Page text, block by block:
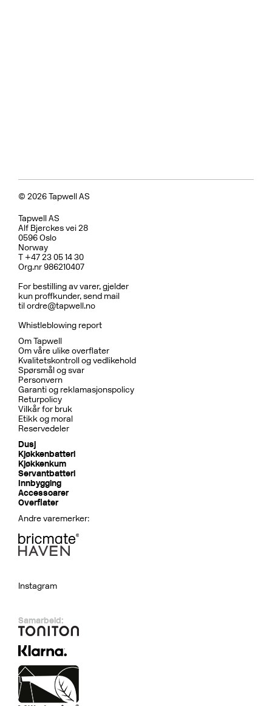
© 2026 Tapwell AS
Tapwell AS
Alf Bjerckes vei 28
0596 Oslo
Norway
T +47 23 05 14 30
Org.nr 986210407
For bestilling av varer, gjelder
kun proffkunder, send mail
tilordre@tapwell.no
Whistleblowing report
Om Tapwell
Om våre ulike overflater
Kvalitetskontroll og vedlikehold
Spørsmål og svar
Personvern
Garanti og reklamasjonspolicy
Returpolicy
Vilkår for bruk
Etikk og moral
Reservedeler
Dusj
Kjøkkenbatteri
Kjøkkenkum
Servantbatteri
Innbygging
Accessoarer
Overflater
Andre varemerker:
Samarbeid:
Instagram